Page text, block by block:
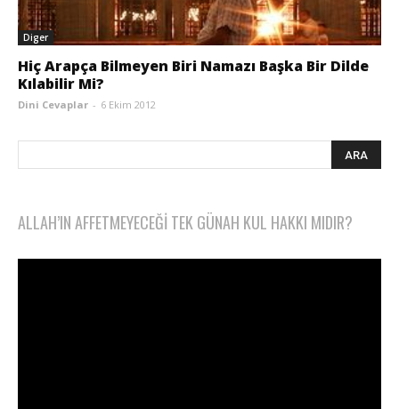
Diger
Hiç Arapça Bilmeyen Biri Namazı Başka Bir Dilde
Kılabilir Mi?
Dini Cevaplar - 6 Ekim 2012
ALLAH’IN AFFETMEYECEĞI TEK GÜNAH KUL HAKKI MIDIR?